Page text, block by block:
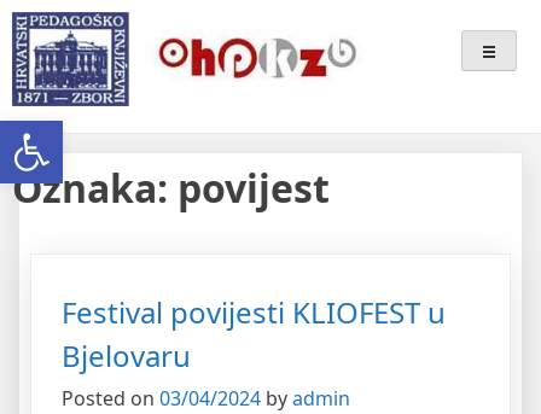
Open toolbar
Skip
to
content
Ogranak Hrvatskoga
Pedagoško-Književnog Zbora
Bjelovar
Oznaka: povijest
Festival povijesti KLIOFEST u
Bjelovaru
Posted on 03/04/2024 byadmin